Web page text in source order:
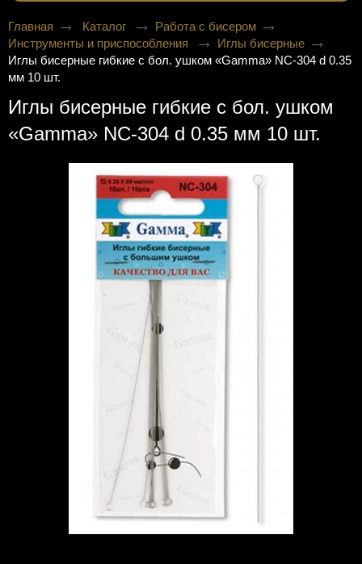
Главная Каталог
Работа с бисером
Инструменты и приспособления
Иглы бисерные
Иглы бисерные гибкие с бол. ушком «Gamma» NC-304 d 0.35
мм 10 шт.
Иглы бисерные гибкие с бол. ушком
«Gamma» NC-304 d 0.35 мм 10 шт.